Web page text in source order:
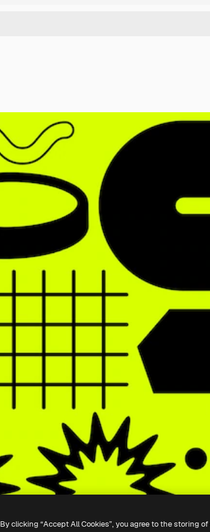
AI生成的。你可以使用我們的 AI圖像生成器創建自己的作品。
By clicking “Accept All Cookies”, you agree to the storing